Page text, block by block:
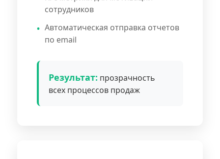
сотрудников
Автоматическая отправка отчетов
по email
Результат: прозрачность
всех процессов продаж